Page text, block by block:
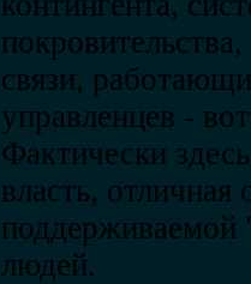
связи,
управленцев -
Фактически
власть, отличная
людей.